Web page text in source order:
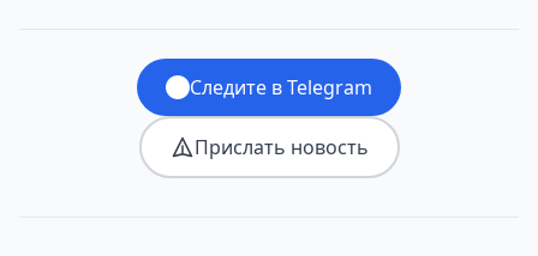
Следите в Telegram
Прислать новость